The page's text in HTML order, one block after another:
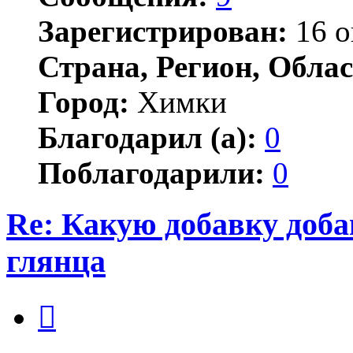
Зарегистрирован: 16
Страна, Регион,
Город: Химки
Благодарил (а): 0
Поблагодарили: 0
Re: Какую добавку
глянца